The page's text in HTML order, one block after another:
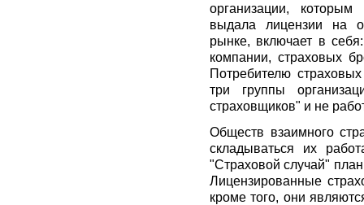
организации,
выдала лицензии на
рынке, включает в
компании, страховых
Потребителю
три группы
страховщиков" и не
Обществ взаимного
складываться их
"Страховой случай"
Лицензированные
кроме того, они